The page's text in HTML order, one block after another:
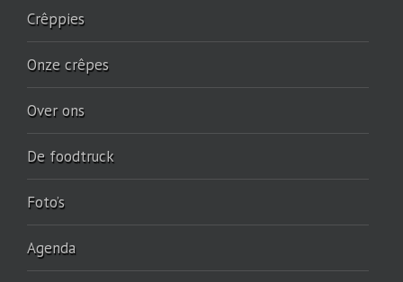
Crêppies
Onze crêpes
Over ons
De foodtruck
Foto’s
Agenda